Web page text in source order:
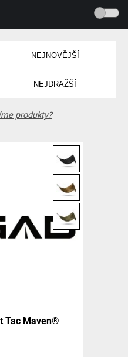
NEJNOVĚJŠÍ
NEJDRAŽŠÍ
produkty?
Tac Maven®